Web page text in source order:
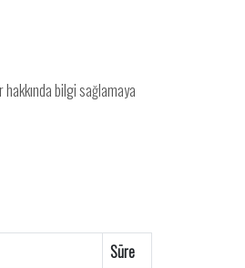
bilgi sağlamaya
Süre